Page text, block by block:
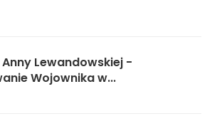
Lewandowskiej -
Wojownika w...